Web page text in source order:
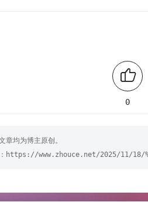
0
章均为博主原创。
https://www.zhouce.net/2025/11/18/